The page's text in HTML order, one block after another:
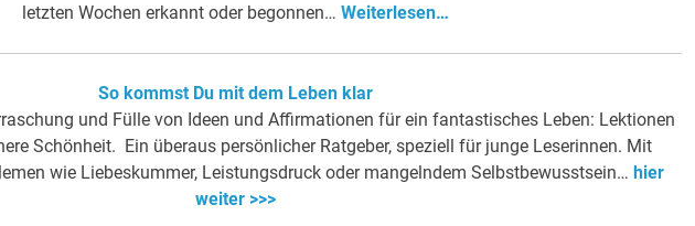
letzten Wochen erkannt oder begonnen… Weiterlesen…
So kommst Du mit dem Leben klar
und Fülle von Ideen und Affirmationen für ein fantastisches Leben: Lektionen
Schönheit. Ein überaus persönlicher Ratgeber, speziell für junge Leserinnen. Mit
wie Liebeskummer, Leistungsdruck oder mangelndem Selbstbewusstsein…hier
weiter >>>